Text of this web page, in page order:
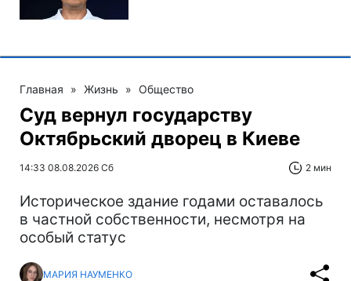
Главная » Жизнь » Общество
Суд вернул государству
Октябрьский дворец в Киеве
14:33 08.08.2026 Сб 2 мин
Историческое здание годами оставалось
в частной собственности, несмотря на
особый статус
МАРИЯ НАУМЕНКО